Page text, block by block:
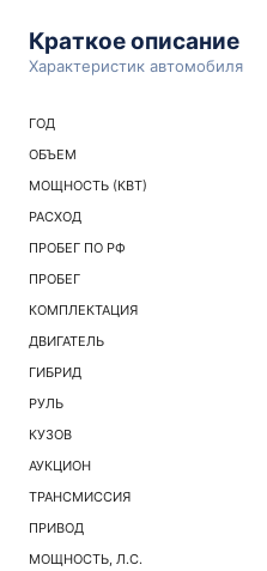
Краткое описание
Характеристик автомобиля
ГОД
ОБЪЕМ
МОЩНОСТЬ (КВТ)
РАСХОД
ПРОБЕГ ПО РФ
ПРОБЕГ
КОМПЛЕКТАЦИЯ
ДВИГАТЕЛЬ
ГИБРИД
РУЛЬ
КУЗОВ
АУКЦИОН
ТРАНСМИССИЯ
ПРИВОД
МОЩНОСТЬ, Л.С.